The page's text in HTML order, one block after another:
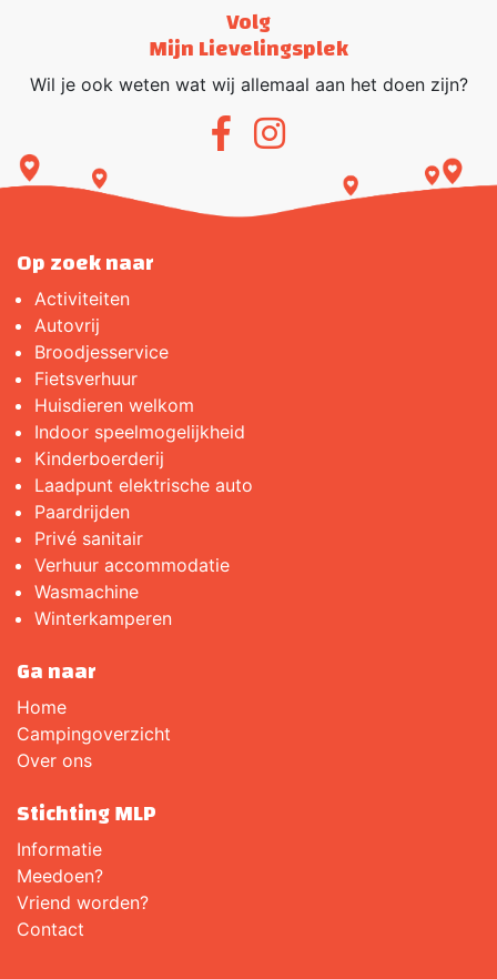
Volg
Mijn Lievelingsplek
Wil je ook weten wat wij allemaal aan het doen zijn?
Op zoek naar
Activiteiten
Autovrij
Broodjes­service
Fietsverhuur
Huisdieren welkom
Indoor speelmogelijkheid
Kinderboerderij
Laadpunt elektrische auto
Paardrijden
Privé sanitair
Verhuur accommodatie
Wasmachine
Winterkamperen
Ga naar
Home
Campingoverzicht
Over ons
Stichting MLP
Informatie
Meedoen?
Vriend worden?
Contact